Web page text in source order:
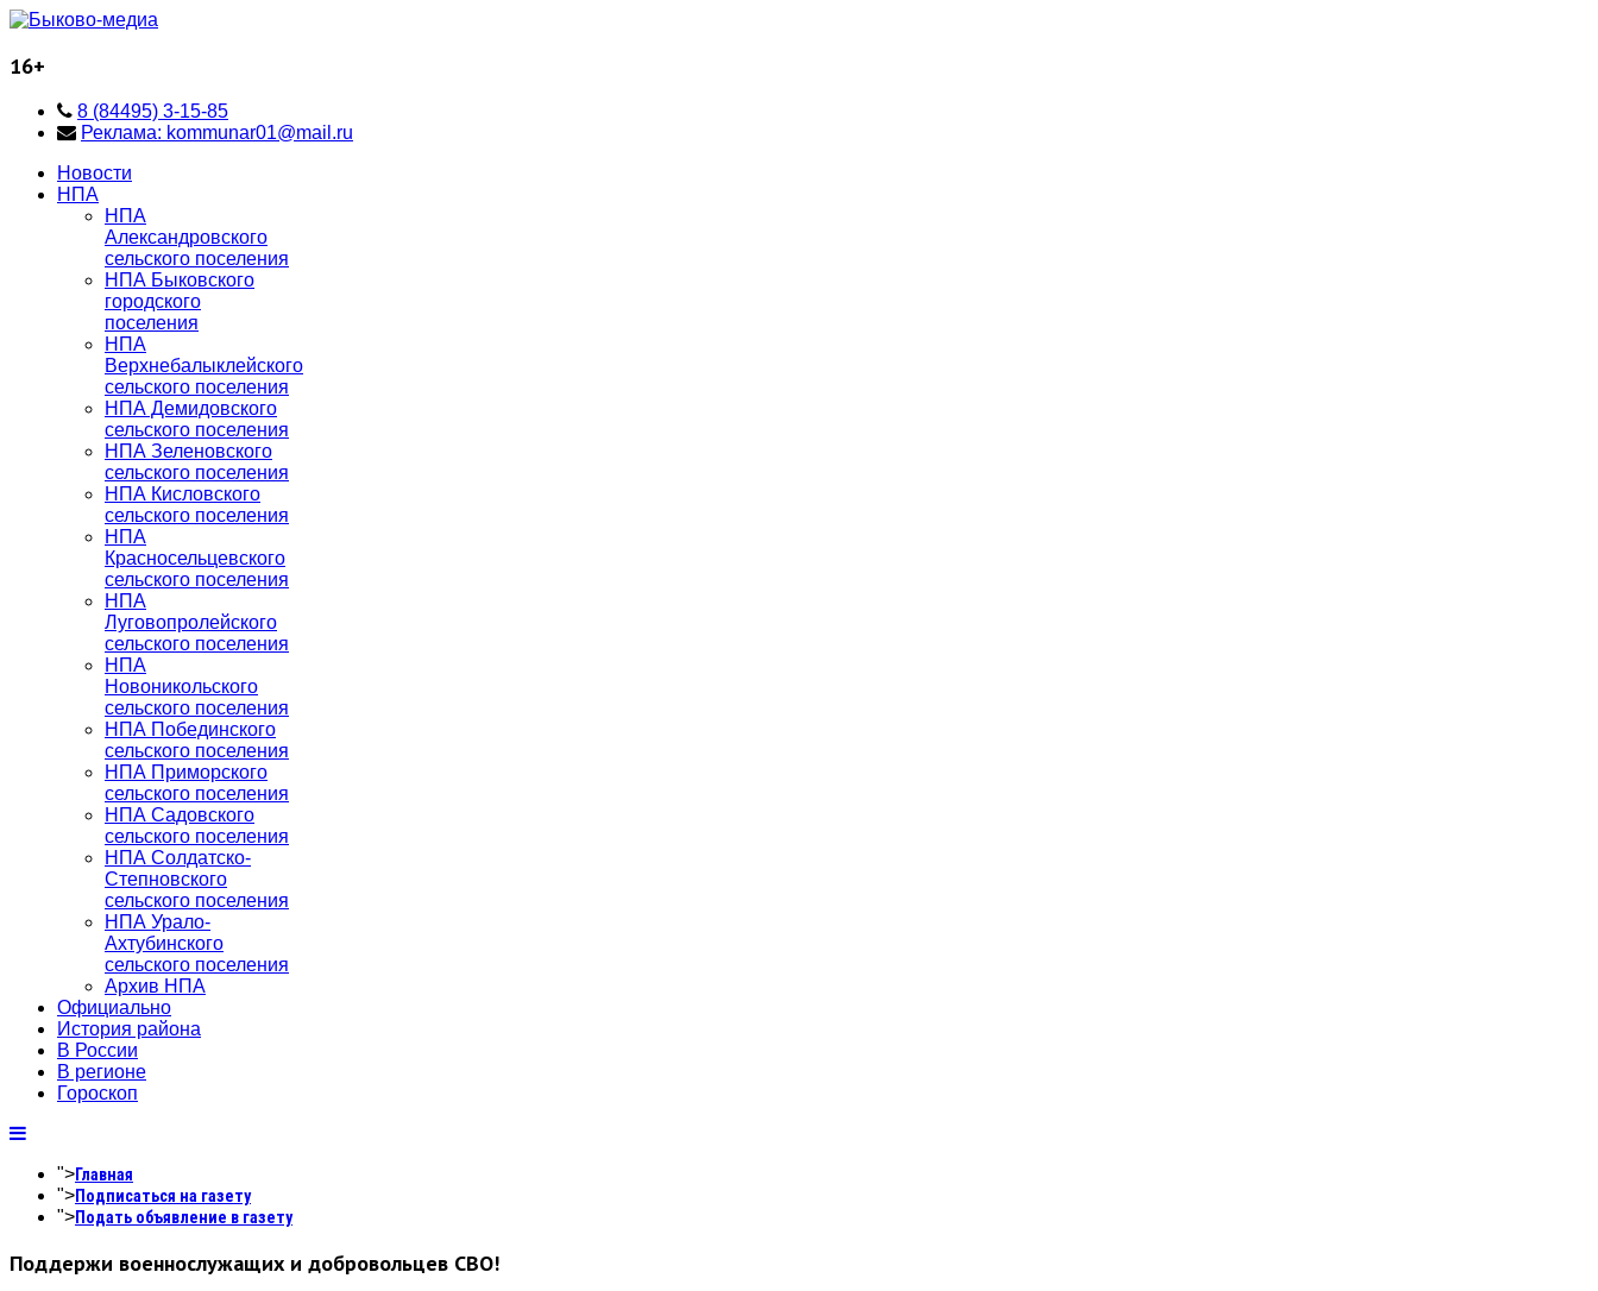
16+
8 (84495) 3-15-85
Реклама: kommunar01@mail.ru
Новости
НПА
НПА
Александровского
сельского поселения
НПА Быковского
городского
поселения
НПА
Верхнебалыклейского
сельского поселения
НПА Демидовского
сельского поселения
НПА Зеленовского
сельского поселения
НПА Кисловского
сельского поселения
НПА
Красносельцевского
сельского поселения
НПА
Луговопролейского
сельского поселения
НПА
Новоникольского
сельского поселения
НПА Побединского
сельского поселения
НПА Приморского
сельского поселения
НПА Садовского
сельского поселения
НПА Солдатско-
Степновского
сельского поселения
НПА Урало-
Ахтубинского
сельского поселения
Архив НПА
Официально
История района
В России
В регионе
Гороскоп
">Главная
">Подписаться на газету
">Подать объявление в газету
Поддержи военнослужащих и добровольцев СВО!